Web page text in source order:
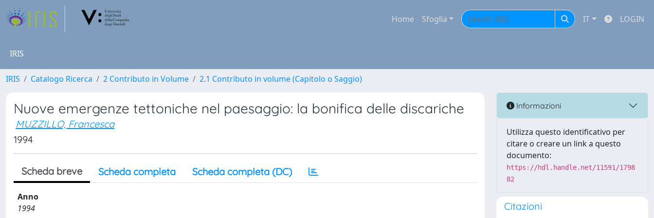
Home Sfoglia IT LOGIN
IRIS
IRIS Catalogo Ricerca 2 Contributo in Volume 2.1 Contributo in volume (Capitolo o Saggio)
Nuove emergenze tettoniche nel paesaggio: la bonifica delle discariche
MUZZILLO, Francesca
1994
Scheda breve Scheda completa Scheda completa (DC)
Anno
1994
Informazioni
Utilizza questo identificativo per
citare o creare un link a questo
documento:
https://hdl.handle.net/11591/1798
82
Citazioni